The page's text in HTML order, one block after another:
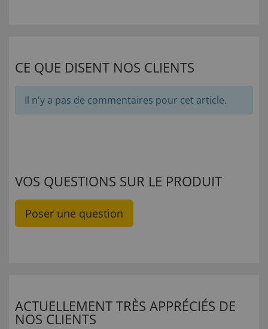
CE QUE DISENT NOS CLIENTS
Il n'y a pas de commentaires pour cet article.
VOS QUESTIONS SUR LE PRODUIT
Poser une question
ACTUELLEMENT TRÈS APPRÉCIÉS DE
NOS CLIENTS